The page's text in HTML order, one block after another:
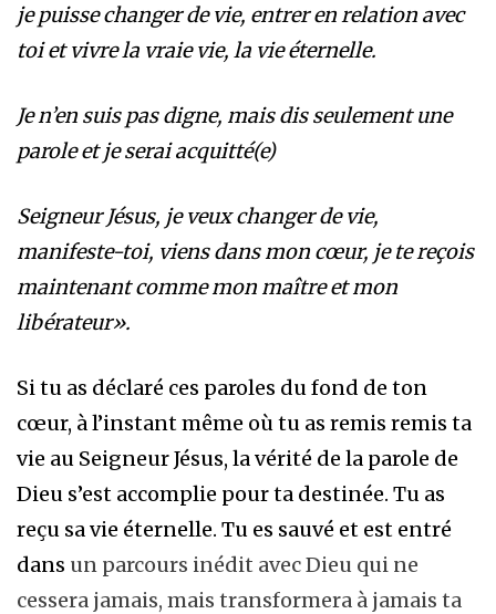
je puisse changer de vie, entrer en relation avec
toi et vivre la vraie vie, la vie éternelle.
Je n’en suis pas digne, mais dis seulement une
parole et je serai acquitté(e)
Seigneur Jésus, je veux changer de vie,
manifeste-toi, viens dans mon cœur, je te reçois
maintenant comme mon maître et mon
libérateur».
Si tu as déclaré ces paroles du fond de ton
cœur, à l’instant même où tu as remis remis ta
vie au Seigneur Jésus, la vérité de la parole de
Dieu s’est accomplie pour ta destinée. Tu as
reçu sa vie éternelle. Tu es sauvé et est entré
dans un parcours inédit avec Dieu qui ne
cessera jamais, mais transformera à jamais ta